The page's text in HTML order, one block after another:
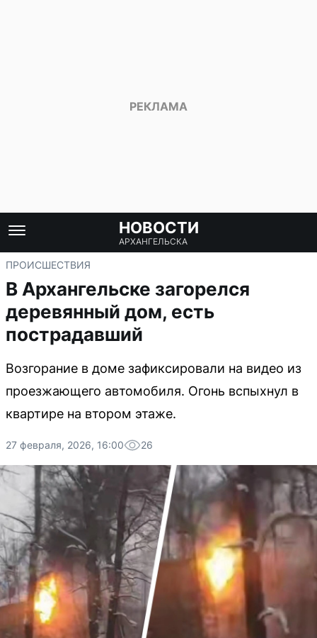
НОВОСТИ
АРХАНГЕЛЬСКА
ПРОИСШЕСТВИЯ
В Архангельске загорелся
деревянный дом, есть
пострадавший
Возгорание в доме зафиксировали на видео из
проезжающего автомобиля. Огонь вспыхнул в
квартире на втором этаже.
27 февраля, 2026, 16:00 26